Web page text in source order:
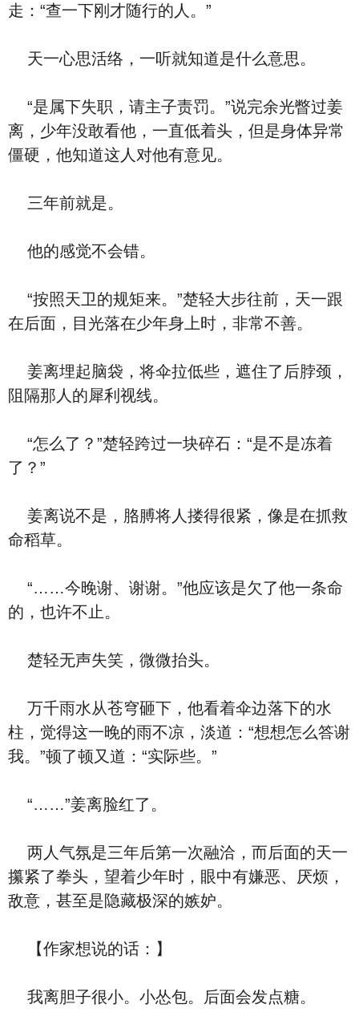
走：“查一下刚才随行的人。”
天一心思活络，一听就知道是什么意思。
“是属下失职，请主子责罚。”说完余光瞥过姜
离，少年没敢看他，一直低着头，但是身体异常
僵硬，他知道这人对他有意见。
三年前就是。
他的感觉不会错。
“按照天卫的规矩来。”楚轻大步往前，天一跟
在后面，目光落在少年身上时，非常不善。
姜离埋起脑袋，将伞拉低些，遮住了后脖颈，
阻隔那人的犀利视线。
“怎么了？”楚轻跨过一块碎石：“是不是冻着
了？”
姜离说不是，胳膊将人搂得很紧，像是在抓救
命稻草。
“……今晚谢、谢谢。”他应该是欠了他一条命
的，也许不止。
楚轻无声失笑，微微抬头。
万千雨水从苍穹砸下，他看着伞边落下的水
柱，觉得这一晚的雨不凉，淡道：“想想怎么答谢
我。”顿了顿又道：“实际些。”
“……”姜离脸红了。
两人气氛是三年后第一次融洽，而后面的天一
攥紧了拳头，望着少年时，眼中有嫌恶、厌烦，
敌意，甚至是隐藏极深的嫉妒。
【作家想说的话：】
我离胆子很小。小怂包。后面会发点糖。